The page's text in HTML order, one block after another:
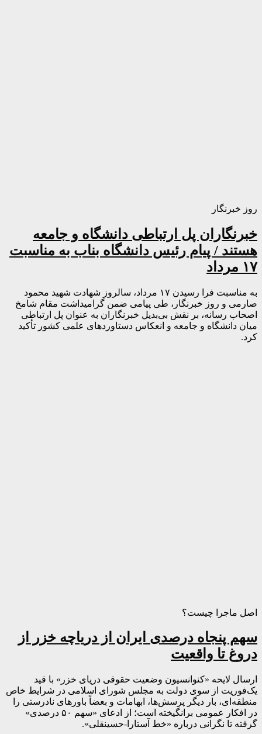
روز خبرنگار
خبرنگاران پل ارتباطی دانشگاه و جامعه
هستند / پیام رئیس دانشگاه بناب به مناسبت
۱۷ مرداد
به مناسبت فرا رسیدن ۱۷ مرداد، سالروز شهادت شهید محمود
صارمی و روز خبرنگار، طی پیامی ضمن گرامیداشت مقام شامخ
اصحاب رسانه، بر نقش بی‌بدیل خبرنگاران به عنوان پل ارتباطی
میان دانشگاه و جامعه و انعکاس دستاوردهای علمی کشور تأکید
کرد.
اصل ماجرا چیست؟
سهم پنجاه درصدی ایران از دریاچه خزر از
دروغ تا واقعیت
ارسال لایحه «کنوانسیون وضعیت حقوقی دریای خزر» با قید
یک‌فوریت از سوی دولت به مجلس شورای اسلامی در شرایط خاص
منطقه‌ای، بار دیگر پرسش‌ها، ابهامات و بعضاً باورهای نادرستی را
در افکار عمومی برانگیخته است؛ از ادعای «سهم ۵۰ درصدی»
گرفته تا نگرانی درباره «خط آستارا-حسینقلی».